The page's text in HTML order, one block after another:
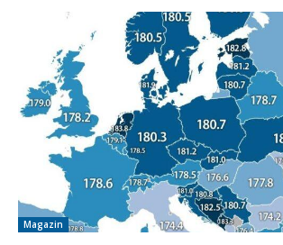
Magazin